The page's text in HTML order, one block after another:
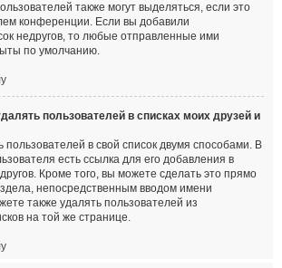
также могут выделяться, если это
конференции. Если вы добавили
недругов, то любые отправленные ими
по умолчанию.
пользователей в списках моих друзей и
в свой список двумя способами. В
есть ссылка для его добавления в
Кроме того, вы можете сделать это прямо
непосредственным вводом имени
также удалять пользователей из
на той же странице.